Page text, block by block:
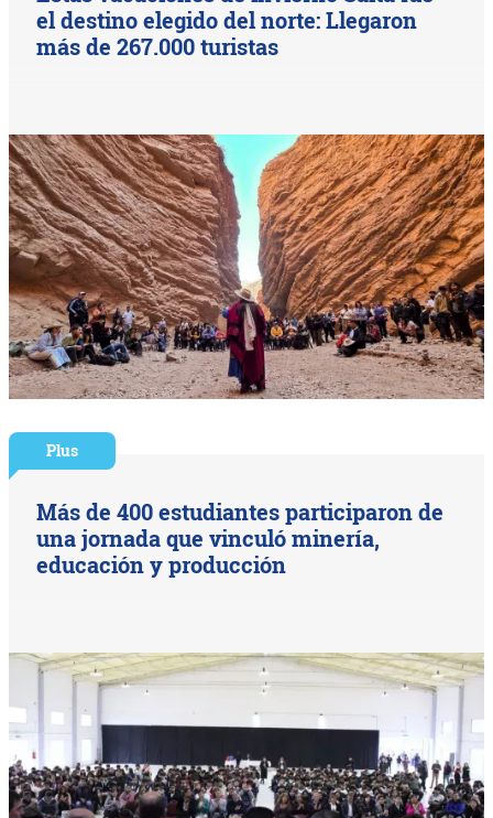
el destino elegido del norte: Llegaron
más de 267.000 turistas
Plus
Más de 400 estudiantes participaron de
una jornada que vinculó minería,
educación y producción